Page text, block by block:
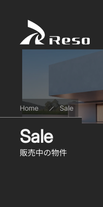
Home Sale
Sale
販売中の物件